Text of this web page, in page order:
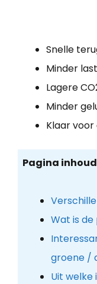
Snelle
Minder
Lagere
Minder
Klaar
Pagina inhoud
Wat is de
groene /
Uit welke